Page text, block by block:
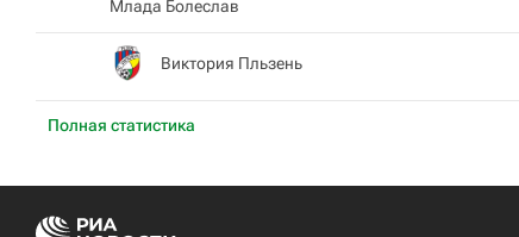
Полная статистика
Млада Болеслав
Виктория Пльзень